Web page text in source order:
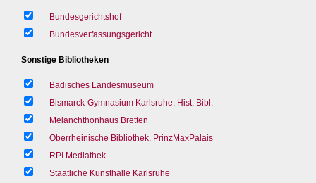
Bundesgerichtshof
Bundesverfassungsgericht
Sonstige Bibliotheken
Badisches Landesmuseum
Bismarck-Gymnasium Karlsruhe, Hist. Bibl.
Melanchthonhaus Bretten
Oberrheinische Bibliothek, PrinzMaxPalais
RPI Mediathek
Staatliche Kunsthalle Karlsruhe